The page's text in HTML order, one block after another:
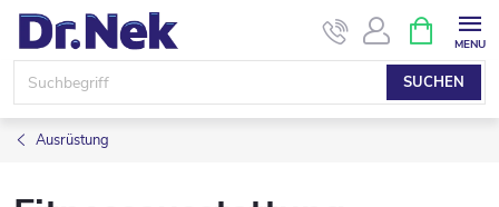
Zum
Inhalt
springen
SUCHEN
Ausrüstung